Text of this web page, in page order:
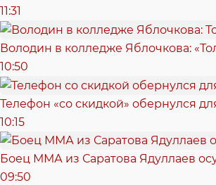
11:31
Володин в колледже Яблочкова:
10:50
Телефон «со скидкой» обернулся
10:15
Боец ММА из Саратова Ядуллаев
09:50